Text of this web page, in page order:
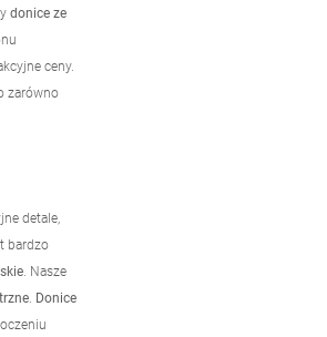
donice ze
ceny.
zarówno
detale,
bardzo
. Nasze
. Donice